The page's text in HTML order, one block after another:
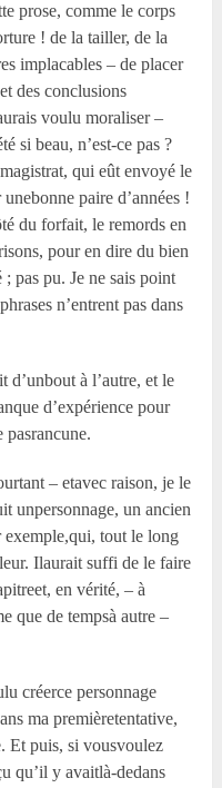
prose, comme le corps
! de la tailler, de la
implacables – de placer
des conclusions
voulu moraliser –
si beau, n’est-ce pas ?
qui eût envoyé le
paire d’années !
du forfait, le remords en
pour en dire du bien
; pas pu. Je ne sais point
n’entrent pas dans
à l’autre, et le
d’expérience pour
pasrancune.
– etavec raison, je le
unpersonnage, un ancien
exemple,qui, tout le long
Ilaurait suffi de le faire
en vérité, – à
que de tempsà autre –
créerce personnage
ma premièretentative,
Et puis, si vousvoulez
qu’il y avaitlà-dedans